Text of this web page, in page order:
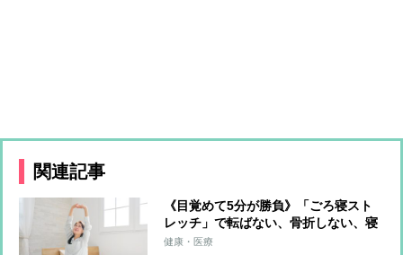
関連記事
《目覚めて5分が勝負》「ごろ寝スト
レッチ」で転ばない、骨折しない、寝
たきりにならない体に
健康・医療